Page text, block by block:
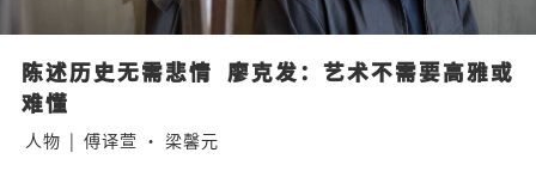
陈述历史无需悲情  廖克发：艺术不需要高雅或
难懂
人物 | 傅译萱 · 梁馨元